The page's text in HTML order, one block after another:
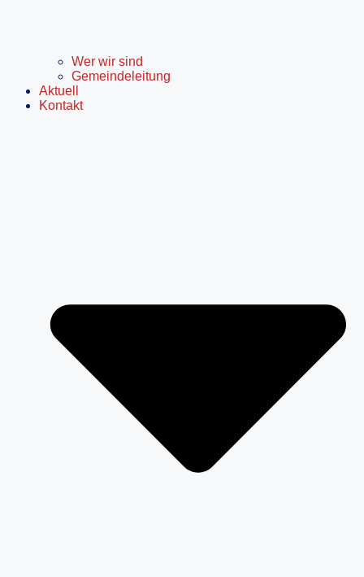
Wer wir sind
Gemeindeleitung
Aktuell
Kontakt